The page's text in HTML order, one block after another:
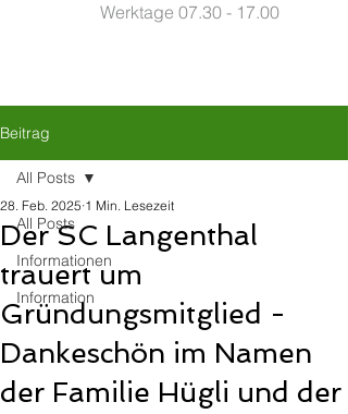
Werktage 07.30 - 17.00
Beitrag
All Posts
Informationen
Information
All Posts
Der SC Langenthal
trauert um
Gründungsmitglied -
Dankeschön im Namen
der Familie Hügli und der
28. Feb. 2025 1 Min. Lesezeit